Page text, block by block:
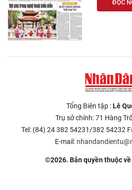
ĐỌC
Tổng Biên tập :Lê
Trụ sở chính: 71 Hàng
Tel: (84) 24 382 54231/382 54232
E-mail:
©2026. Bản quyền thuộc về